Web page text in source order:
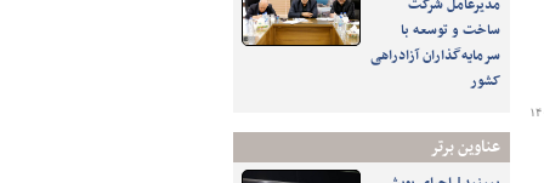
مدیرعامل شرکت
ساخت و توسعه با
سرمایه‌گذاران آزادراهی
کشور
عناوین برتر